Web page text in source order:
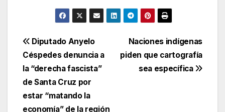
Navegación
de
entradas
Naciones indígenas
piden que cartografía
sea específica
Diputado Anyelo
Céspedes denuncia a
la “derecha fascista”
de Santa Cruz por
estar “matando la
economía” de la región